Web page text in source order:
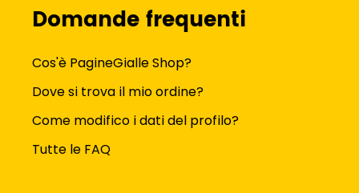
Domande frequenti
Cos'è PagineGialle Shop?
Dove si trova il mio ordine?
Come modifico i dati del profilo?
Tutte le FAQ